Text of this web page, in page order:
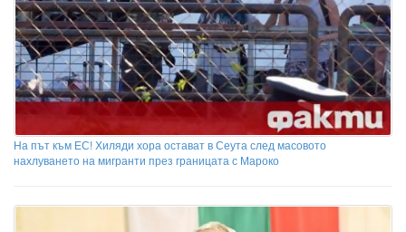
На път към ЕС! Хиляди хора остават в Сеута след масовото
нахлуването на мигранти през границата с Мароко